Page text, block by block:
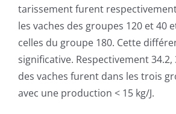
tarissement furent
les vaches des groupes 120 et 40
celles du groupe 180. Cette
significative. Respectivement 34.2,
des vaches furent dans les trois
avec une production < 15 kg/J.